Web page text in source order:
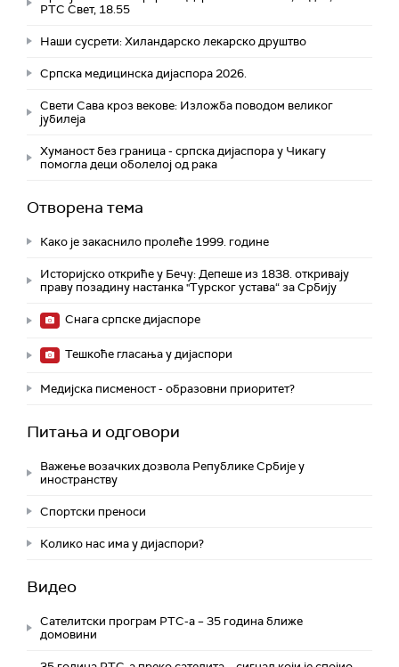
РТС Свет, 18.55
Наши сусрети: Хиландарско лекарско друштво
Српска медицинска дијаспора 2026.
Свети Сава кроз векове: Изложба поводом великог
јубилеја
Хуманост без граница - српска дијаспора у Чикагу
помогла деци оболелој од рака
Отворена тема
Како је закаснило пролеће 1999. године
Историјско откриће у Бечу: Депеше из 1838. откривају
праву позадину настанка "Турског устава“ за Србију
Снага српске дијаспоре
Тешкоће гласања у дијаспори
Медијска писменост - образовни приоритет?
Питања и одговори
Важење возачких дозвола Републике Србије у
иностранству
Спортски преноси
Колико нас има у дијаспори?
Видео
Сателитски програм РТС-а – 35 година ближе
домовини